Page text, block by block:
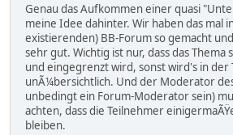
Genau das Aufkommen einer quasi
meine Idee dahinter. Wir haben das mal
existierenden) BB-Forum so gemacht
sehr gut. Wichtig ist nur, dass das
und eingegrenzt wird, sonst wird's in der
unÃ¼bersichtlich. Und der Moderator
unbedingt ein Forum-Moderator sein)
achten, dass die Teilnehmer
bleiben.